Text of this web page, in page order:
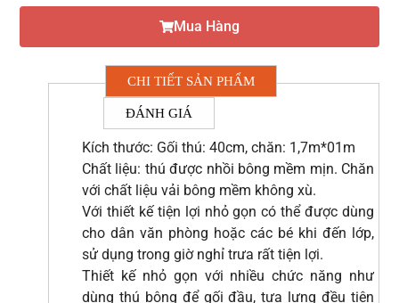
Mua Hàng
CHI TIẾT SẢN PHẨM
ĐÁNH GIÁ
Kích thước: Gối thú: 40cm, chăn: 1,7m*01m
Chất liệu: thú được nhồi bông mềm mịn. Chăn
với chất liệu vải bông mềm không xù.
Với thiết kế tiện lợi nhỏ gọn có thể được dùng
cho dân văn phòng hoặc các bé khi đến lớp,
sử dụng trong giờ nghỉ trưa rất tiện lợi.
Thiết kế nhỏ gọn với nhiều chức năng như
dùng thú bông để gối đầu, tựa lưng đều tiện